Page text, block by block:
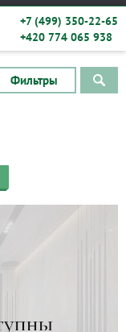
+7 (499) 350-22-65
+420 774 065 938
Фильтры